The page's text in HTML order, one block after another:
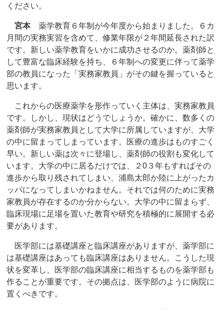
ください。
宮本薬学教育６年制が今年度から始まりました。６カ
月間の実務実習を含めて、修業年限が２年間延長された訳
です。新しい薬学教育をいかに成功させるのか。薬剤師と
して豊富な臨床経験を持ち、６年制への変更に伴って薬学
部の教員になった「実務家教員」がその鍵を握っていると
思います。
これからの医療薬学を形作っていく主体は、実務家教員
です。しかし、現状はどうでしょうか。確かに、数多くの
薬剤師が実務家教員として大学に所属していますが、大学
の中に留まってしまっています。医療の進歩はものすごく
早い。新しい薬は次々に登場し、薬剤師の役割も変化して
います。大学の中に居るだけでは、２0３年もすればその
進歩から取り残されてしまい、浦島太郎か陸に上がったカ
ッパになってしまいかねません。それでは何のために実務
家教員が存在するのか分からない。大学の中に留まらず、
臨床現場に足場を置いた教育や研究を積極的に展開する必
要があります。
医学部には基礎講座と臨床講座がありますが、薬学部に
は基礎講座はあっても臨床講座はありません。こうした現
状を変革し、医学部の臨床講座に相当するものを薬学部も
作ることが重要です。その拠点は、医学部のように病院に
置くべきです。